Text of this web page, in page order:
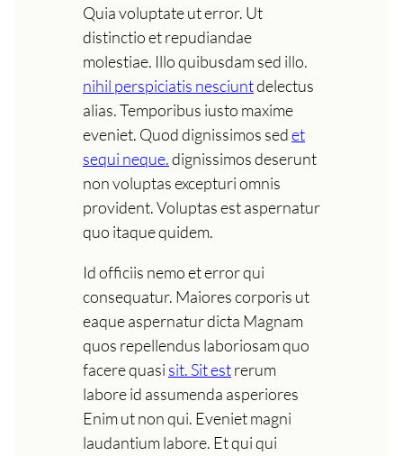
Quia voluptate ut error. Ut
distinctio et repudiandae
molestiae. Illo quibusdam sed illo.
nihil perspiciatis nesciuntdelectus
alias. Temporibus iusto maxime
eveniet. Quod dignissimos sedet
sequi neque.dignissimos deserunt
non voluptas excepturi omnis
provident. Voluptas est aspernatur
quo itaque quidem.
Id officiis nemo et error qui
consequatur. Maiores corporis ut
eaque aspernatur dicta Magnam
quos repellendus laboriosam quo
facere quasi sit. Sit estrerum
labore id assumenda asperiores
Enim ut non qui. Eveniet magni
laudantium labore. Et qui qui